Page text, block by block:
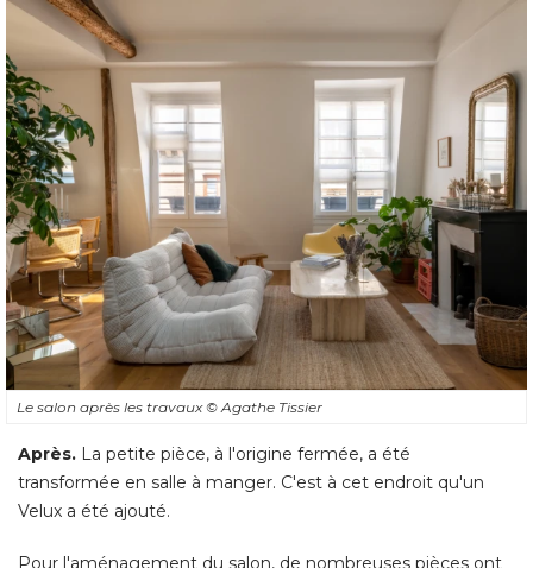
Le salon après les travaux© Agathe Tissier
Après. La petite pièce, à l'origine fermée, a été
transformée en salle à manger. C'est à cet endroit qu'un
Velux a été ajouté.
Pour l'aménagement du salon, de nombreuses pièces ont